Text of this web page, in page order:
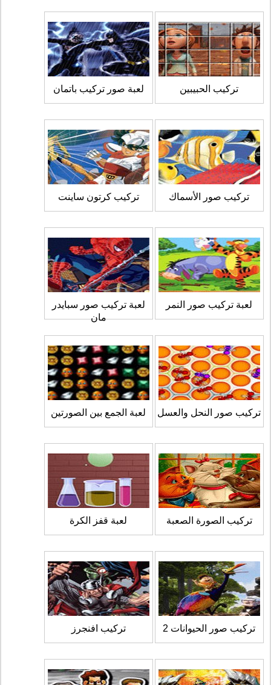
تركيب الحبيبين لعبة صور تركيب باتمان
تركيب صور الأسماك تركيب كرتون ساينت
لعبة تركيب صور النمر
لعبة تركيب صور سبايدر
مان
تركيب صور النحل والعسل لعبة الجمع بين الصورتين
تركيب الصورة الصعبة لعبة قفز الكرة
تركيب صور الحيوانات 2 تركيب افنجرز